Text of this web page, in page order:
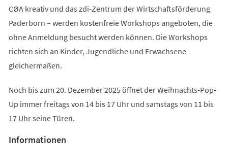
CØA kreativ und das zdi-Zentrum der Wirtschaftsförderung
Paderborn – werden kostenfreie Workshops angeboten, die
ohne Anmeldung besucht werden können. Die Workshops
richten sich an Kinder, Jugendliche und Erwachsene
gleichermaßen.
Noch bis zum 20. Dezember 2025 öffnet der Weihnachts-Pop-
Up immer freitags von 14 bis 17 Uhr und samstags von 11 bis
17 Uhr seine Türen.
Informationen